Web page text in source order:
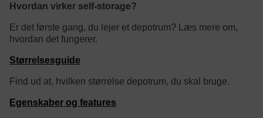
Hvordan virker self-storage?
Er det første gang, du lejer et depotrum? Læs mere om,
hvordan det fungerer.
Størrelsesguide
Find ud at, hvilken størrelse depotrum, du skal bruge.
Egenskaber og features